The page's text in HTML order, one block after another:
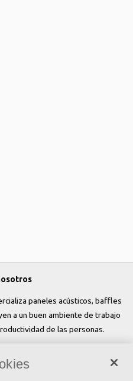
paneles acústicos, baffles
a un buen ambiente de trabajo
de las personas.